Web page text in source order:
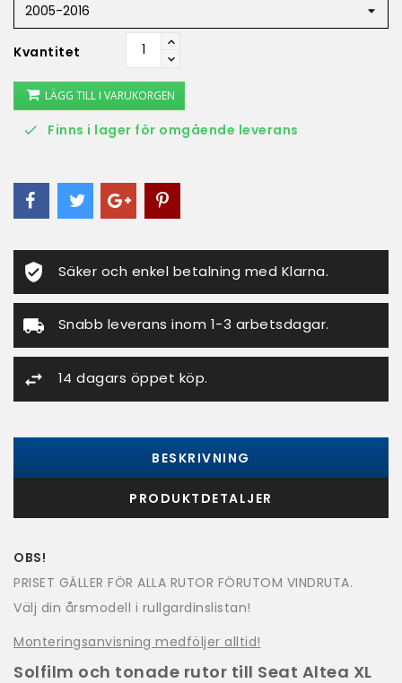
Kvantitet
LÄGG TILL I VARUKORGEN
 Finns i lager för omgående leverans
Säker och enkel betalning med Klarna.
Snabb leverans inom 1-3 arbetsdagar.
14 dagars öppet köp.
BESKRIVNING
PRODUKTDETALJER
OBS!
PRISET GÄLLER FÖR ALLA RUTOR FÖRUTOM VINDRUTA.
Välj din årsmodell i rullgardinslistan!
Monteringsanvisning medföljer alltid!
Solfilm och tonade rutor till Seat Altea XL